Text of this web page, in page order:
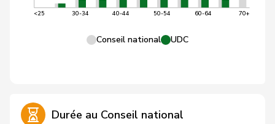
<25 30-34 40-44 50-54 60-64 70+
Conseil national UDC
Durée au Conseil national